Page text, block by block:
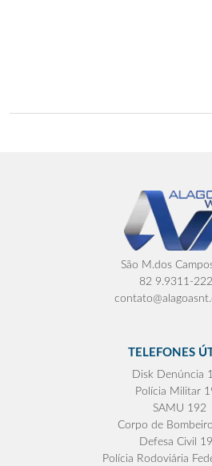
São M.dos
82 9.9311-
TELEFONES
Disk Denúncia
Polícia Militar
SAMU 192
Corpo de
Defesa Civil
Polícia Rodoviária